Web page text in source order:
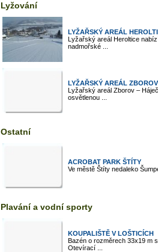
Lyžování
LYŽAŘSKÝ AREÁL
Lyžařský areál Heroltice
nadmořské ...
LYŽAŘSKÝ AREÁL
Lyžařský areál Zborov –
osvětlenou ...
Ostatní
ACROBAT PARK ŠTÍTY
Ve městě Štíty nedaleko
Plavání a vodní sporty
KOUPALIŠTĚ V LOŠTICÍCH
Bazén o rozměrech 33x19 m
Otevírací ...